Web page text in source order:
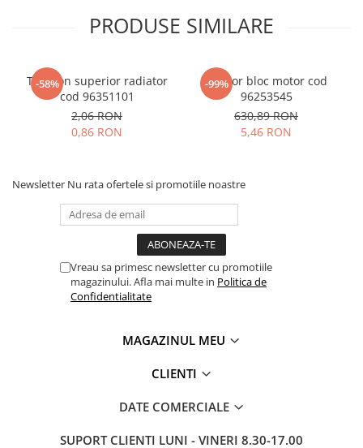
PRODUSE SIMILARE
-58%
Tampon superior radiator
cod 96351101
2,06 RON
0,86 RON
-99%
Senzor bloc motor cod
96253545
630,89 RON
5,46 RON
Newsletter Nu rata ofertele si promotiile noastre
Vreau sa primesc newsletter cu promotiile
magazinului. Afla mai multe in Politica de
Confidentialitate
MAGAZINUL MEU
CLIENTI
DATE COMERCIALE
SUPORT CLIENTI LUNI - VINERI 8.30-17.00